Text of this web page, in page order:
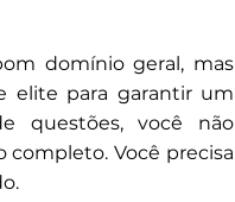
domínio geral, mas
elite para garantir um
questões, você não
completo. Você precisa